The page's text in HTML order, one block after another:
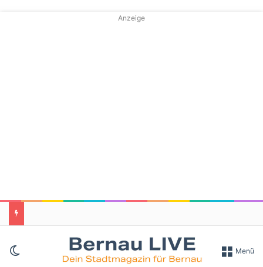
Anzeige
Skin umschalten Menü